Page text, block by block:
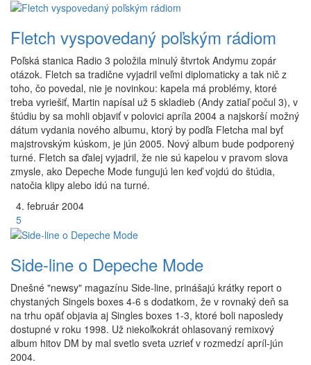
Fletch vyspovedaný poľským rádiom
Poľská stanica Radio 3 položila minulý štvrtok Andymu zopár
otázok. Fletch sa tradične vyjadril veľmi diplomaticky a tak nič z
toho, čo povedal, nie je novinkou: kapela má problémy, ktoré
treba vyriešiť, Martin napísal už 5 skladieb (Andy zatiaľ počul 3), v
štúdiu by sa mohli objaviť v polovici apríla 2004 a najskorší možný
dátum vydania nového albumu, ktorý by podľa Fletcha mal byť
majstrovským kúskom, je jún 2005. Nový album bude podporený
turné. Fletch sa ďalej vyjadril, že nie sú kapelou v pravom slova
zmysle, ako Depeche Mode fungujú len keď vojdú do štúdia,
natočia klipy alebo idú na turné.
4. február 2004
5
Side-line o Depeche Mode
Dnešné "newsy" magazínu Side-line, prinášajú krátky report o
chystaných Singels boxes 4-6 s dodatkom, že v rovnaký deň sa
na trhu opäť objavia aj Singles boxes 1-3, ktoré boli naposledy
dostupné v roku 1998. Už niekoľkokrát ohlasovaný remixový
album hitov DM by mal svetlo sveta uzrieť v rozmedzí apríl-jún
2004.